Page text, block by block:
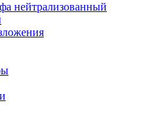
нейтрализованный